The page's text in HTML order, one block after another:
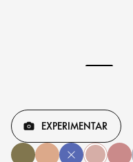
EXPERIMENTAR